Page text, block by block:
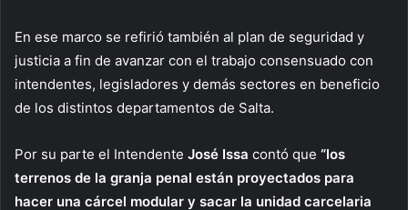
En ese marco se refirió también al plan de seguridad y
justicia a fin de avanzar con el trabajo consensuado con
intendentes, legisladores y demás sectores en beneficio
de los distintos departamentos de Salta.
Por su parte el Intendente José Issa contó que “los
terrenos de la granja penal están proyectados para
hacer una cárcel modular y sacar la unidad carcelaria